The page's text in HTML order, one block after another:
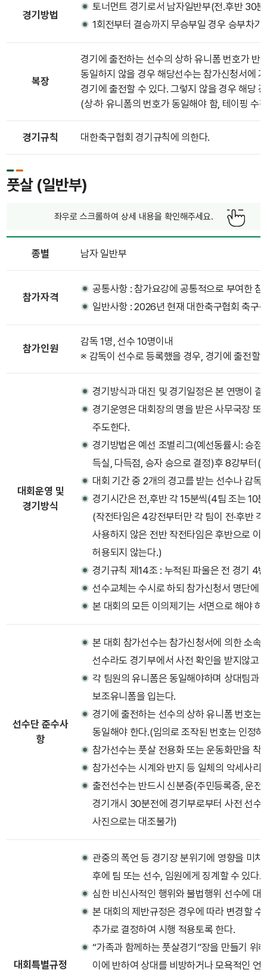
경기방법
토너먼트 경기로서 남자일반부(전․후반 30
1회전부터 결승까지 무승부일 경우 승부차기
복장
경기에 출전하는 선수의 상하 유니폼 번호가 반
동일하지 않을 경우 해당선수는 참가신청서에
경기에 출전할 수 있다. 그렇지 않을 경우 해당
(상·하 유니폼의 번호가 동일해야 함, 테이핑 수
경기규칙 대한축구협회 경기규칙에 의한다.
풋살 (일반부)
좌우로 스크롤하여 상세 내용을 확인해주세요.
종별 남자 일반부
참가자격
공통사항 : 참가요강에 공통적으로 부여한
일반사항 : 2026년 현재 대한축구협회 축구
참가인원
감독 1명, 선수 10명이내
※ 감독이 선수로 등록했을 경우, 경기에 출전할
대회운영 및
경기방식
경기방식과 대진 및 경기일정은 본 연맹이 결
경기운영은 대회장의 명을 받은 사무국장 또
주도한다.
경기방법은 예선 조별리그(예선동률시: 승
득실, 다득점, 승자 승으로 결정)후 8강부터(
대회 기간 중 2개의 경고를 받는 선수나 감
경기시간은 전,후반 각 15분씩(4팀 조는 10
(작전타임은 4강전부터만 각 팀이 전·후반
사용하지 않은 전반 작전타임은 후반으로 이
허용되지 않는다.)
경기규칙 제14조 : 누적된 파울은 전 경기 4
선수교체는 수시로 하되 참가신청서 명단에
본 대회의 모든 이의제기는 서면으로 해야
선수단 준수사
항
본 대회 참가선수는 참가신청서에 의한 소
선수라도 경기부에서 사전 확인을 받지않고
각 팀원의 유니폼은 동일해야하며 상대팀과
보조유니폼을 입는다.
경기에 출전하는 선수의 상하 유니폼 번호
동일해야 한다.(임의로 조작된 번호는 인정
참가선수는 풋살 전용화 또는 운동화만을
참가선수는 시계와 반지 등 일체의 악세사리
출전선수는 반드시 신분증(주민등록증, 운
경기개시 30분전에 경기부로부터 사전 선수
사진으로는 대조불가)
대회특별규정
관중의 폭언 등 경기장 분위기에 영향을 미
후에 팀 또는 선수, 임원에게 징계할 수 있다.
심한 비신사적인 행위와 불법행위 선수에 대
본 대회의 제반규정은 경우에 따라 변경할
추가로 결정하여 시행 적용토록 한다.
“가족과 함께하는 풋살경기”장을 만들기 위
이에 반하여 상대를 비방하거나 모욕적인 언